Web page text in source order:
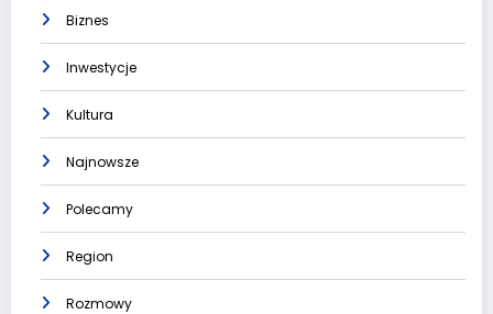
Biznes
Inwestycje
Kultura
Najnowsze
Polecamy
Region
Rozmowy